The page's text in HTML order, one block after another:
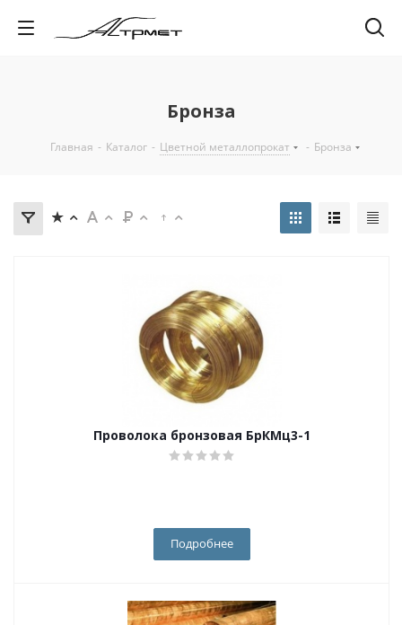
Бронза
Главная - Каталог - Цветной металлопрокат - Бронза
Проволока бронзовая БрКМц3-1
Подробнее